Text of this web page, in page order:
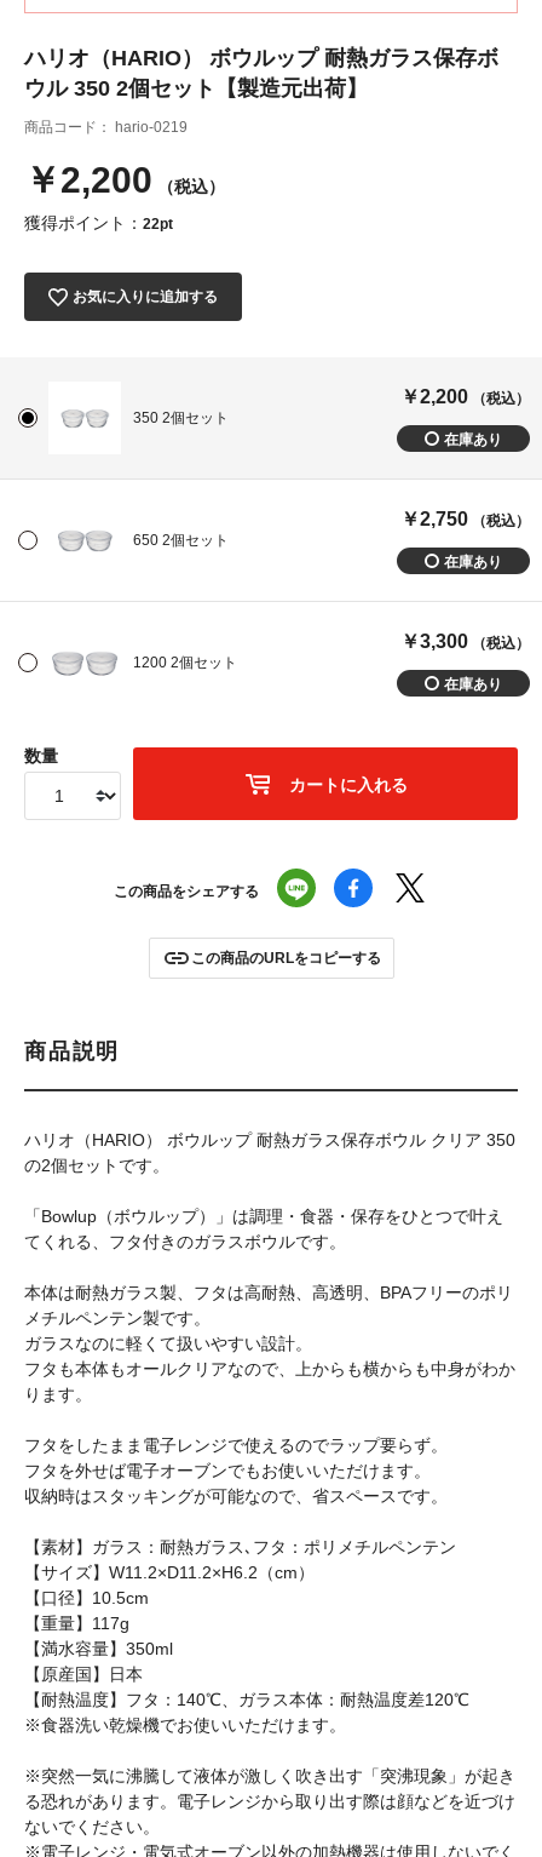
ハリオ（HARIO） ボウルップ 耐熱ガラス保存ボ
ウル 350 2個セット【製造元出荷】
商品コード： hario-0219
￥2,200 （税込）
獲得ポイント： 22pt
お気に入りに追加する
350 2個セット
￥2,200 （税込）
650 2個セット
￥2,750 （税込）
1200 2個セット
￥3,300 （税込）
数量
カートに入れる
この商品をシェアする
この商品のURLをコピーする
商品説明
ハリオ（HARIO） ボウルップ 耐熱ガラス保存ボウル クリア 350
の2個セットです。
「Bowlup（ボウルップ）」は調理・食器・保存をひとつで叶え
てくれる、フタ付きのガラスボウルです。
本体は耐熱ガラス製、フタは高耐熱、高透明、BPAフリーのポリ
メチルペンテン製です。
ガラスなのに軽くて扱いやすい設計。
フタも本体もオールクリアなので、上からも横からも中身がわか
ります。
フタをしたまま電子レンジで使えるのでラップ要らず。
フタを外せば電子オーブンでもお使いいただけます。
収納時はスタッキングが可能なので、省スペースです。
【素材】ガラス：耐熱ガラス､フタ：ポリメチルペンテン
【サイズ】W11.2×D11.2×H6.2（cm）
【口径】10.5cm
【重量】117g
【満水容量】350ml
【原産国】日本
【耐熱温度】フタ：140℃、ガラス本体：耐熱温度差120℃
※食器洗い乾燥機でお使いいただけます。
※突然一気に沸騰して液体が激しく吹き出す「突沸現象」が起き
る恐れがあります。電子レンジから取り出す際は顔などを近づけ
ないでください。
※電子レンジ・電気式オーブン以外の加熱機器は使用しないでく